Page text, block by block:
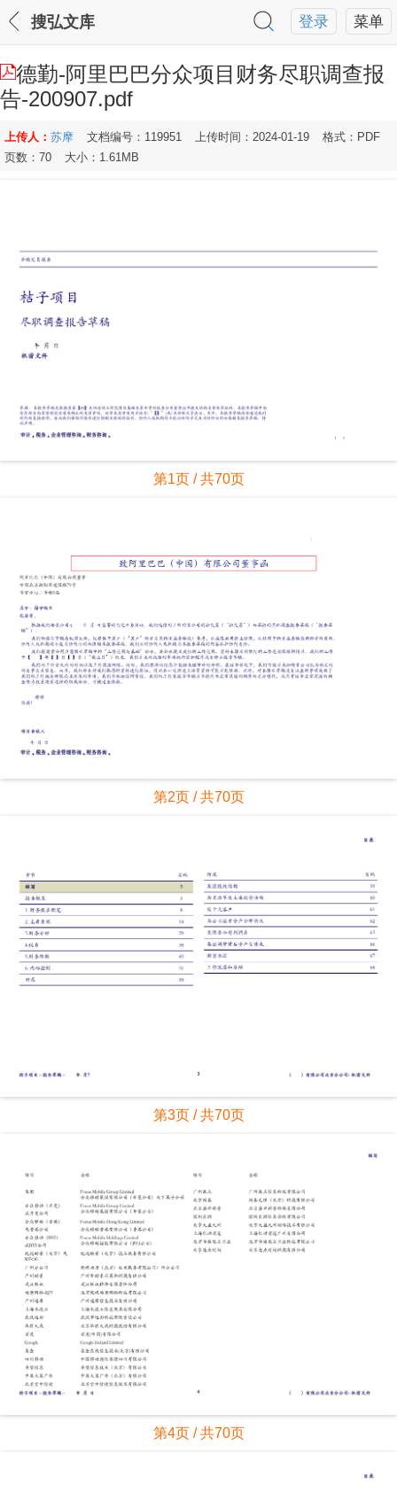
菜单
登录
搜弘文库
德勤-阿里巴巴分众项目财务尽职调查报
告-200907.pdf
上传人： 苏摩 文档编号：119951 上传时间：2024-01-19
格式：PDF
页数：70
大小：1.61MB
第1页 / 共70页
第2页 / 共70页
第3页 / 共70页
第4页 / 共70页